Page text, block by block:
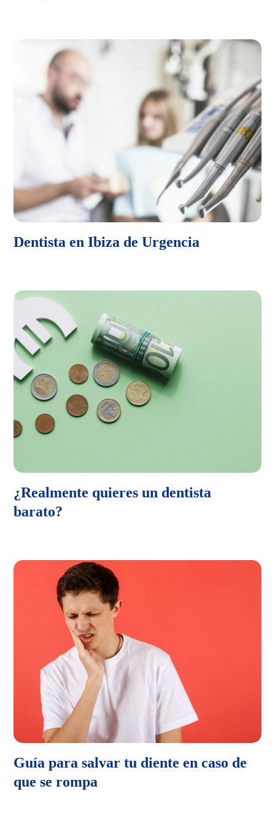
Dentista en Ibiza de Urgencia
¿Realmente quieres un dentista
barato?
Guía para salvar tu diente en caso de
que se rompa